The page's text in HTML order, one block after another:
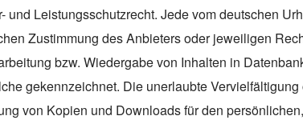
Leistungsschutzrecht. Jede vom deutschen
Zustimmung des Anbieters oder jeweiligen
bzw. Wiedergabe von Inhalten in
gekennzeichnet. Die unerlaubte
von Kopien und Downloads für den